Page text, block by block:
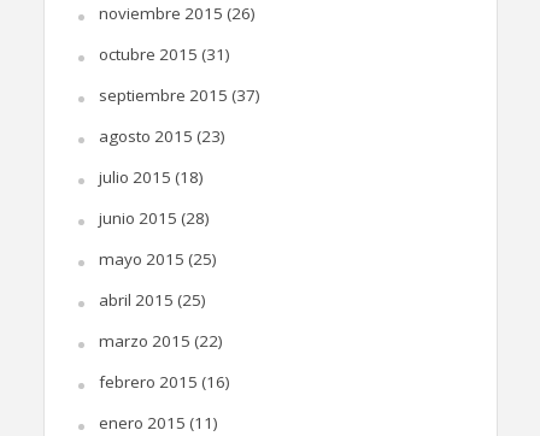
noviembre 2015 (26)
octubre 2015 (31)
septiembre 2015 (37)
agosto 2015 (23)
julio 2015 (18)
junio 2015 (28)
mayo 2015 (25)
abril 2015 (25)
marzo 2015 (22)
febrero 2015 (16)
enero 2015 (11)